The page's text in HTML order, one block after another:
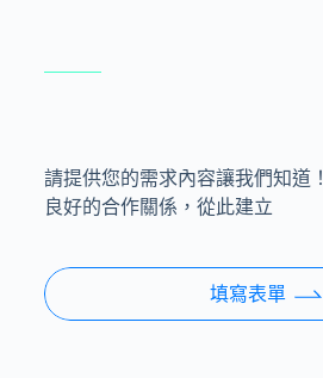
請提供您的需求內容讓我們知道！
良好的合作關係，從此建立
填寫表單